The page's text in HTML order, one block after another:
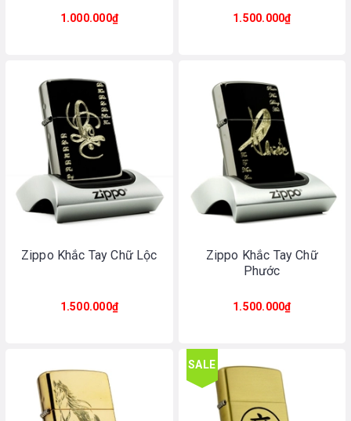
1.000.000₫ 1.500.000₫
Zippo Khắc Tay Chữ Lộc
1.500.000₫
Zippo Khắc Tay Chữ
Phước
1.500.000₫
SALE